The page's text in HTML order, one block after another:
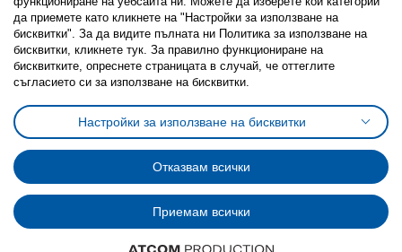
Политика за използване на бисквитки (Cookies)
Избор на настройки за използване на бисквитки
Условия за ползване на ikea.bgОбща политика за личните данни
Политика за защита на личните данни на ikea.bg
Общи условия на програма IKEA Family
Политика за защита на лични данни на програма IKEA Family
© Inter-IKEA Systems B.V. 1999 - 2025
да приемете като кликнете на "Настройки за използване на
бисквитки". За да видите пълната ни Политика за използване на
бисквитки, кликнете тук. За правилно функциониране на
бисквитките, опреснете страницата в случай, че оттеглите
съгласието си за използване на бисквитки.
Настройки за използване на бисквитки
Отказвам всички
Приемам всички